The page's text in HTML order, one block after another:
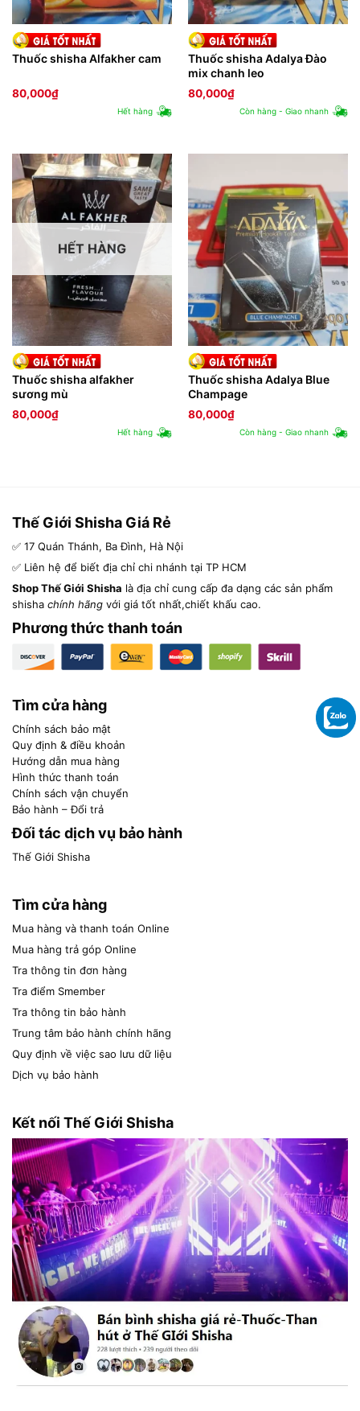
Thuốc shisha Alfakher cam
80,000₫
Hết hàng
Thuốc shisha Adalya Đào
mix chanh leo
80,000₫
Còn hàng - Giao nhanh
HẾT HÀNG
Thuốc shisha alfakher
sương mù
80,000₫
Hết hàng
Thuốc shisha Adalya Blue
Champage
80,000₫
Còn hàng - Giao nhanh
Thế Giới Shisha Giá Rẻ
✅ 17 Quán Thánh, Ba Đình, Hà Nội
✅ Liên hệ để biết địa chỉ chi nhánh tại TP HCM
Shop Thế Giới Shisha là địa chỉ cung cấp đa dạng các sản phẩm
shisha chính hãng với giá tốt nhất,chiết khấu cao.
Phương thức thanh toán
Tìm cửa hàng
Chính sách bảo mật
Quy định & điều khoản
Hướng dẫn mua hàng
Hình thức thanh toán
Chính sách vận chuyển
Bảo hành – Đổi trả
Đối tác dịch vụ bảo hành
Thế Giới Shisha
Tìm cửa hàng
Mua hàng và thanh toán Online
Mua hàng trả góp Online
Tra thông tin đơn hàng
Tra điểm Smember
Tra thông tin bảo hành
Trung tâm bảo hành chính hãng
Quy định về việc sao lưu dữ liệu
Dịch vụ bảo hành
Kết nối Thế Giới Shisha